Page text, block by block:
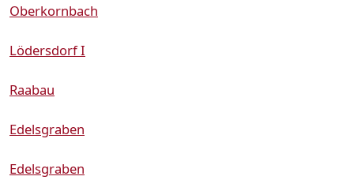
Oberkornbach
Lödersdorf I
Raabau
Edelsgraben
Edelsgraben